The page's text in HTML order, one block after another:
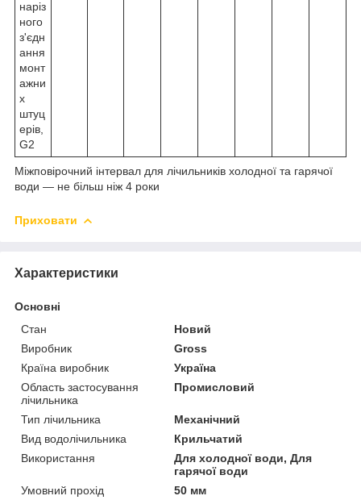
наріз
ного
з'єдн
ання
монт
ажни
х
штуц
ерів,
G2
Міжповірочний інтервал для лічильників холодної та гарячої
води — не більш ніж 4 роки
Приховати
Характеристики
Основні
Стан
Новий
Виробник
Gross
Країна виробник
Україна
Область застосування
лічильника
Промисловий
Тип лічильника
Механічний
Вид водолічильника
Крильчатий
Використання
Для холодної води, Для
гарячої води
Умовний прохід
50 мм